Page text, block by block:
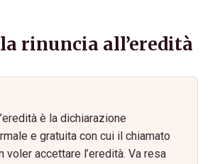
la rinuncia all’eredità
è la dichiarazione
e gratuita con cui il chiamato
voler accettare l’eredità. Va resa